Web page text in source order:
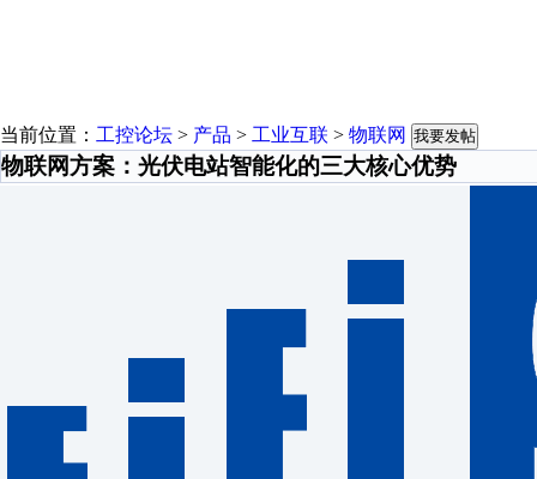
当前位置： 工控论坛 > 产品 > 工业互联 > 物联网 我要发帖
物联网方案：光伏电站智能化的三大核心优势